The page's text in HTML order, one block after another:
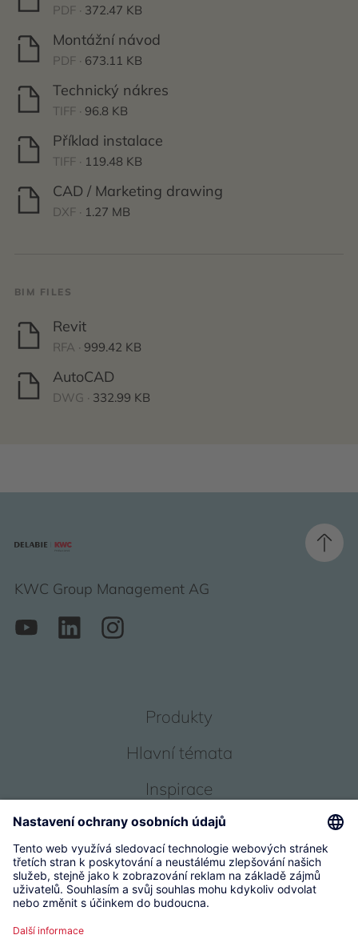
PDF · 372.47 KB
Montážní návod
PDF · 673.11 KB
Technický nákres
TIFF · 96.8 KB
Příklad instalace
TIFF · 119.48 KB
CAD / Marketing drawing
DXF · 1.27 MB
BIM FILES
Revit
RFA · 999.42 KB
AutoCAD
DWG · 332.99 KB
KWC Group Management AG
Produkty
Hlavní témata
Inspirace
Servis
O nás
© 2026 KWC Group Management AG